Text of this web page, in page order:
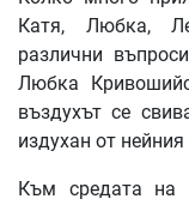
Катя, Любка,
различни
Любка
въздухът се
издухан от нейния
Към средата на